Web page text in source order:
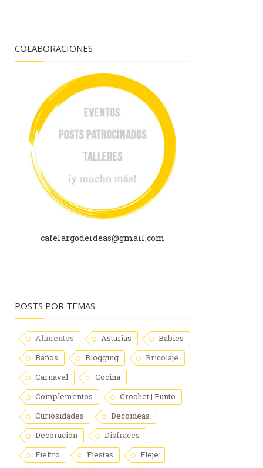
COLABORACIONES
cafelargodeideas@gmail.com
POSTS POR TEMAS
Alimentos Asturias
Babies
Baños
Blogging
Bricolaje
Carnaval
Cocina
Complementos
Crochet | Punto
Curiosidades
Decoideas
Decoracion
Disfraces
Fieltro
Fiestas
Fleje